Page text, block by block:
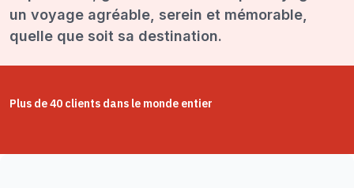
un voyage agréable, serein et mémorable,
quelle que soit sa destination.
Plus de 40 clients dans le monde entier